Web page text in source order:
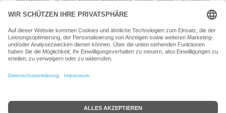
Pflanzen, Aquarienkombinationen, Technikzubehör usw. ! Als
kompetenter Aquaristik-Fachhandelspartner stehen wir Ihnen für
alle Ihre Projekte und Einrichtungs- oder Besatzwünsche zur
Verfügung!
Besuchen Sie uns in unseren Räumlichkeiten oder senden Sie uns
Vertrag widerrufen